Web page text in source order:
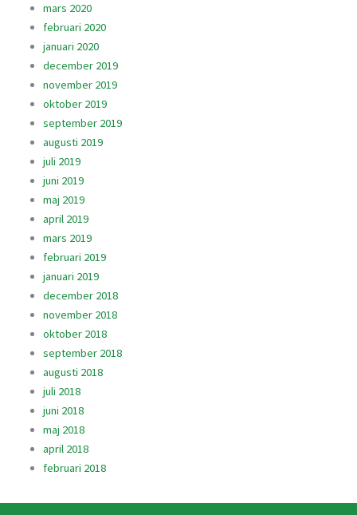
mars 2020
februari 2020
januari 2020
december 2019
november 2019
oktober 2019
september 2019
augusti 2019
juli 2019
juni 2019
maj 2019
april 2019
mars 2019
februari 2019
januari 2019
december 2018
november 2018
oktober 2018
september 2018
augusti 2018
juli 2018
juni 2018
maj 2018
april 2018
februari 2018